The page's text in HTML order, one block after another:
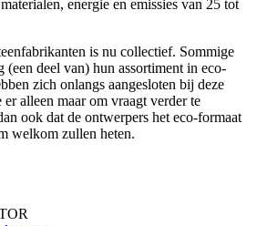
energie en emissies van 25 tot
is nu collectief. Sommige
(een deel van) hun assortiment in eco-
zich onlangs aangesloten bij deze
alleen maar om vraagt verder te
ook dat de ontwerpers het eco-formaat
welkom zullen heten.